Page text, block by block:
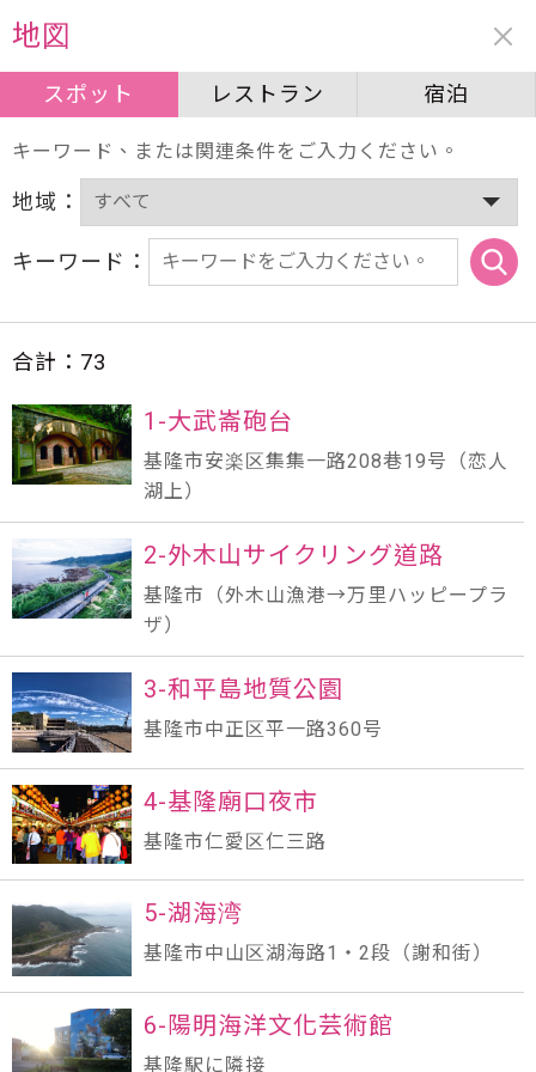
周辺情報
スポット レストラン 宿泊
地図
スポット レストラン 宿泊
キーワード、または関連条件をご入力ください。
地域：
キーワード：
合計： 73
1-大武崙砲台
基隆市安楽区集集一路208巷19号（恋人
湖上）
2-外木山サイクリング道路
基隆市（外木山漁港→万里ハッピープラ
ザ）
3-和平島地質公園
基隆市中正区平一路360号
4-基隆廟口夜市
基隆市仁愛区仁三路
5-湖海湾
基隆市中山区湖海路1・2段（謝和街）
6-陽明海洋文化芸術館
基隆駅に隣接